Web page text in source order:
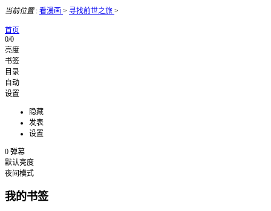
当前位置: 看漫画 > 寻找前世之旅 >
首页
0/0
亮度
书签
目录
自动
设置
隐藏
发表
设置
0 弹幕
默认亮度
夜间模式
我的书签